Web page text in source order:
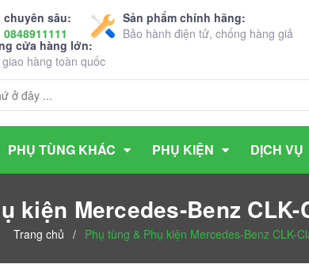
chuyên sâu:
0848911111
Sản phẩm chính hãng:
Bảo hành điện tử, chống hàng giả
cửa hàng lớn:
hàng toàn quốc
PHỤ TÙNG KHÁC PHỤ KIỆN DỊCH VỤ
kiện Mercedes-Benz
Trang chủ / Phụ tùng & Phụ kiện Mercedes-Benz CLK-